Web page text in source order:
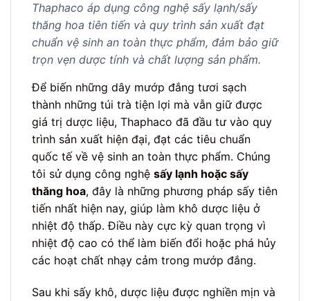
Thaphaco áp dụng công nghệ sấy lạnh/sấy
thăng hoa tiên tiến và quy trình sản xuất đạt
chuẩn vệ sinh an toàn thực phẩm, đảm bảo giữ
trọn vẹn dược tính và chất lượng sản phẩm.
Để biến những dây mướp đắng tươi sạch
thành những túi trà tiện lợi mà vẫn giữ được
giá trị dược liệu, Thaphaco đã đầu tư vào quy
trình sản xuất hiện đại, đạt các tiêu chuẩn
quốc tế về vệ sinh an toàn thực phẩm. Chúng
tôi sử dụng công nghệ sấy lạnh hoặc sấy
thăng hoa, đây là những phương pháp sấy tiên
tiến nhất hiện nay, giúp làm khô dược liệu ở
nhiệt độ thấp. Điều này cực kỳ quan trọng vì
nhiệt độ cao có thể làm biến đổi hoặc phá hủy
các hoạt chất nhạy cảm trong mướp đắng.
Sau khi sấy khô, dược liệu được nghiền mịn và